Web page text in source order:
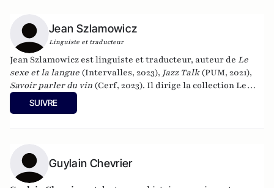
Jean Szlamowicz
Linguiste et traducteur
Jean Szlamowicz est linguiste et traducteur, auteur de Le
sexe et la langue (Intervalles, 2023), Jazz Talk(PUM, 2021),
Savoir parler du vin (Cerf, 2023). Il dirige la collection Le
point sur les idées aux éditions Intervalles et a participé à
l’ouvrage collectif dirigé par Pierre-André Taguieff
SUIVRE
Guylain Chevrier